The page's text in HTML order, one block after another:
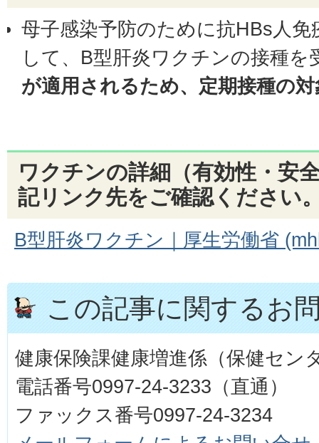
母子感染予防のために抗HBs人
して、B型肝炎ワクチンの接種を
が適用されるため、定期接種の
ワクチンの詳細（有効性・安
記リンク先をご確認ください
B型肝炎ワクチン｜厚生労働省
この記事に関するお
健康保険課健康増進係（保健セン
電話番号0997-24-3233（直通）
ファックス番号0997-24-3234